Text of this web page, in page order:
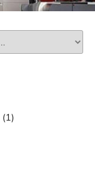
(1)